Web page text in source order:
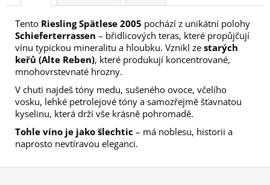
Tento Riesling Spätlese 2005 pochází z unikátní polohy
Schieferterrassen – břidlicových teras, které propůjčují
vínu typickou mineralitu a hloubku. Vznikl ze starých
keřů (Alte Reben), které produkují koncentrované,
mnohovrstevnaté hrozny.
V chuti najdeš tóny medu, sušeného ovoce, včelího
vosku, lehké petrolejové tóny a samozřejmě šťavnatou
kyselinu, která drží vše krásně pohromadě.
Tohle víno je jako šlechtic – má noblesu, historii a
naprosto nevtíravou eleganci.
Z